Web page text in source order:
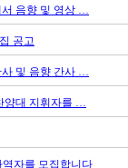
서 음향 및 영상 …
공고
사 및 음향 간사 …
양대 지휘자를 …
자를 모집합니다